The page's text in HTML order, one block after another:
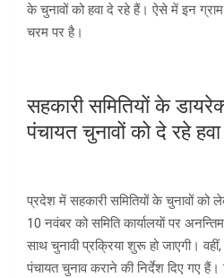
के चुनावों को हवा दे रहे हैं। ऐसे में इन ग्राम
चरम पर है।
सहकारी समितियों के
पंचायत चुनावों को दे रहे हवा
प्रदेश में सहकारी समितियों के चुनावों को
10 नवंबर को समिति कार्यालयाें पर
साथ चुनावी प्रक्रिया शुरू हो जाएगी।
पंचायत चुनाव कराने की निर्देश दिए गए हैं।